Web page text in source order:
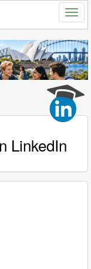
LinkedIn